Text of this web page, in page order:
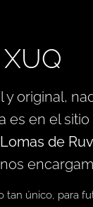
original,
es en el
de
único, para